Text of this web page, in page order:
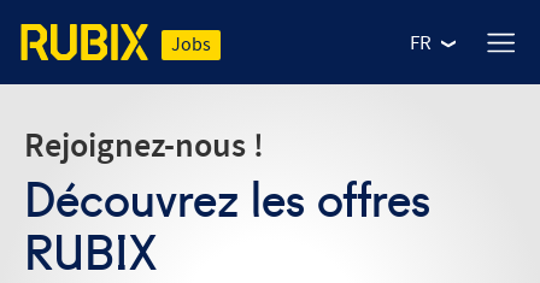
Jobs FR
Rejoignez-nous !
Découvrez les offres
RUBIX